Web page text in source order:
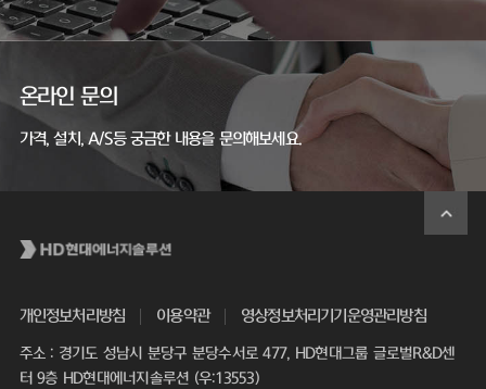
온라인 문의
가격, 설치, A/S등 궁금한 내용을 문의해보세요.
개인정보처리방침 이용약관 영상정보처리기기운영관리방침
주소 : 경기도 성남시 분당구 분당수서로 477, HD현대그룹 글로벌R&D센
터 9층 HD현대에너지솔루션 (우:13553)